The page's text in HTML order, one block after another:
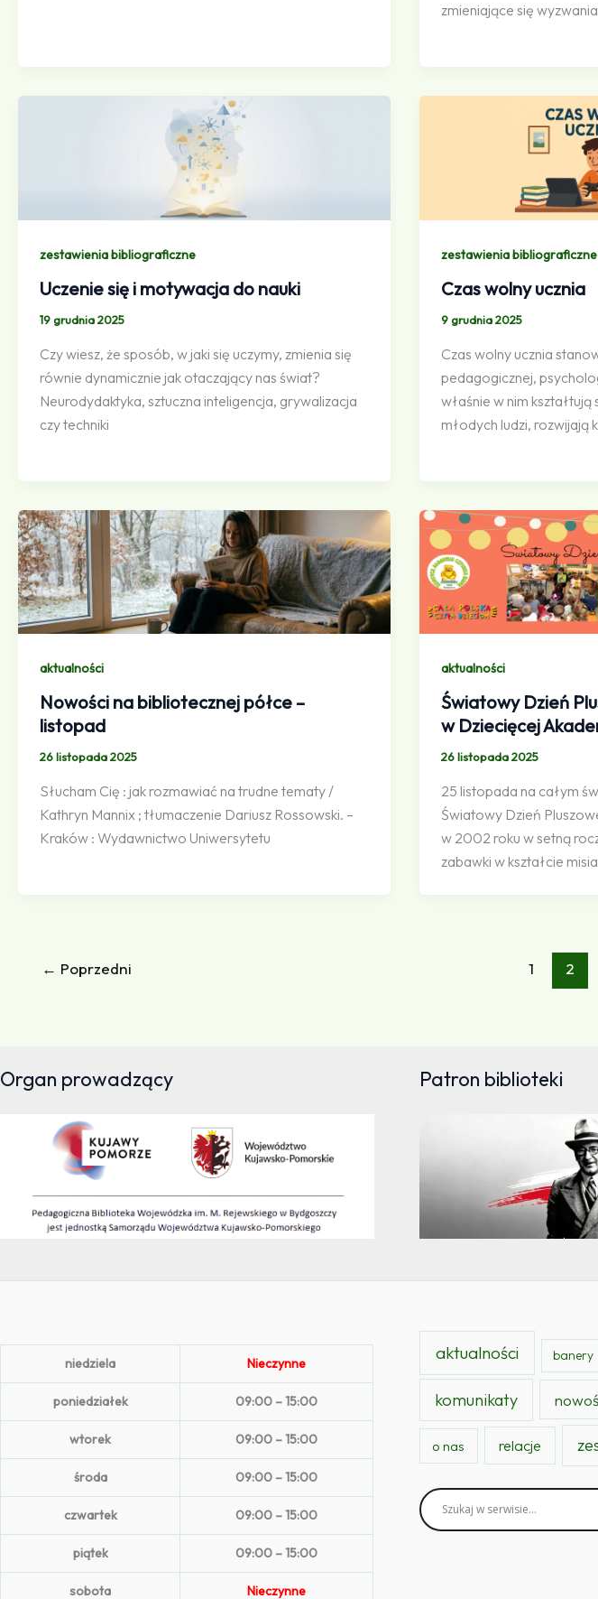
zmieniające się
zestawienia bibliograficzne
Uczenie się i motywacja do nauki
19 grudnia 2025
Czy wiesz, że sposób, w jaki się uczymy, zmienia się
równie dynamicznie jak otaczający nas świat?
Neurodydaktyka, sztuczna inteligencja, grywalizacja
czy techniki
zestawienia bibliograficzne
Czas wolny ucznia
9 grudnia 2025
Czas wolny ucznia
pedagogicznej,
właśnie w nim
młodych ludzi, rozwijają
aktualności
Nowości na bibliotecznej półce –
listopad
26 listopada 2025
Słucham Cię : jak rozmawiać na trudne tematy /
Kathryn Mannix ; tłumaczenie Dariusz Rossowski. –
Kraków : Wydawnictwo Uniwersytetu
aktualności
Światowy Dzień
w Dziecięcej
26 listopada 2025
25 listopada na całym
Światowy Dzień
w 2002 roku w setną
zabawki w kształcie
← Poprzedni 1 2
Organ prowadzący Patron biblioteki
niedziela Nieczynne
poniedziałek 09:00 – 15:00
wtorek 09:00 – 15:00
środa 09:00 – 15:00
czwartek 09:00 – 15:00
piątek 09:00 – 15:00
sobota Nieczynne
aktualności banery
komunikaty
o nas relacje